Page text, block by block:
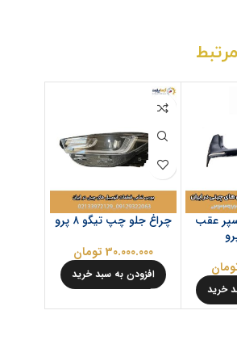
عقب
خرید
چراغ جلو چپ تیگو ۸ پرو
30.000.000 تومان
افزودن به سبد خرید